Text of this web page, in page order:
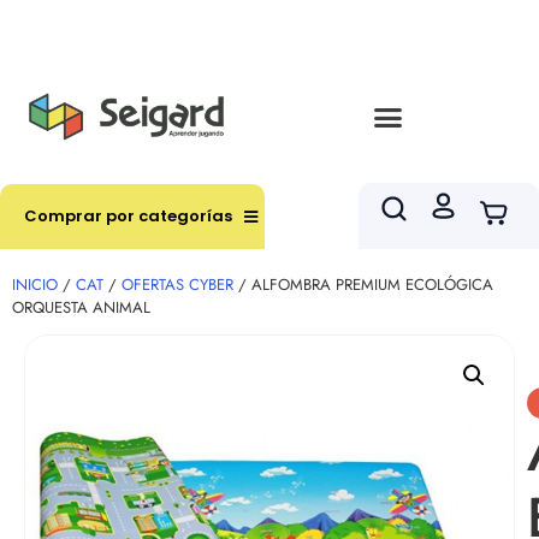
Comprar por categorías
INICIO / CAT / OFERTAS CYBER / ALFOMBRA PREMIUM ECOLÓGICA
ORQUESTA ANIMAL